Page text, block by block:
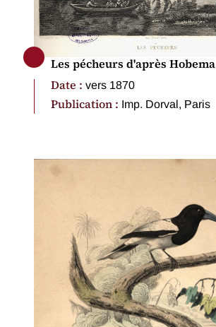
Les pécheurs d'après Hobema
Date : vers 1870
Publication : Imp. Dorval, Paris